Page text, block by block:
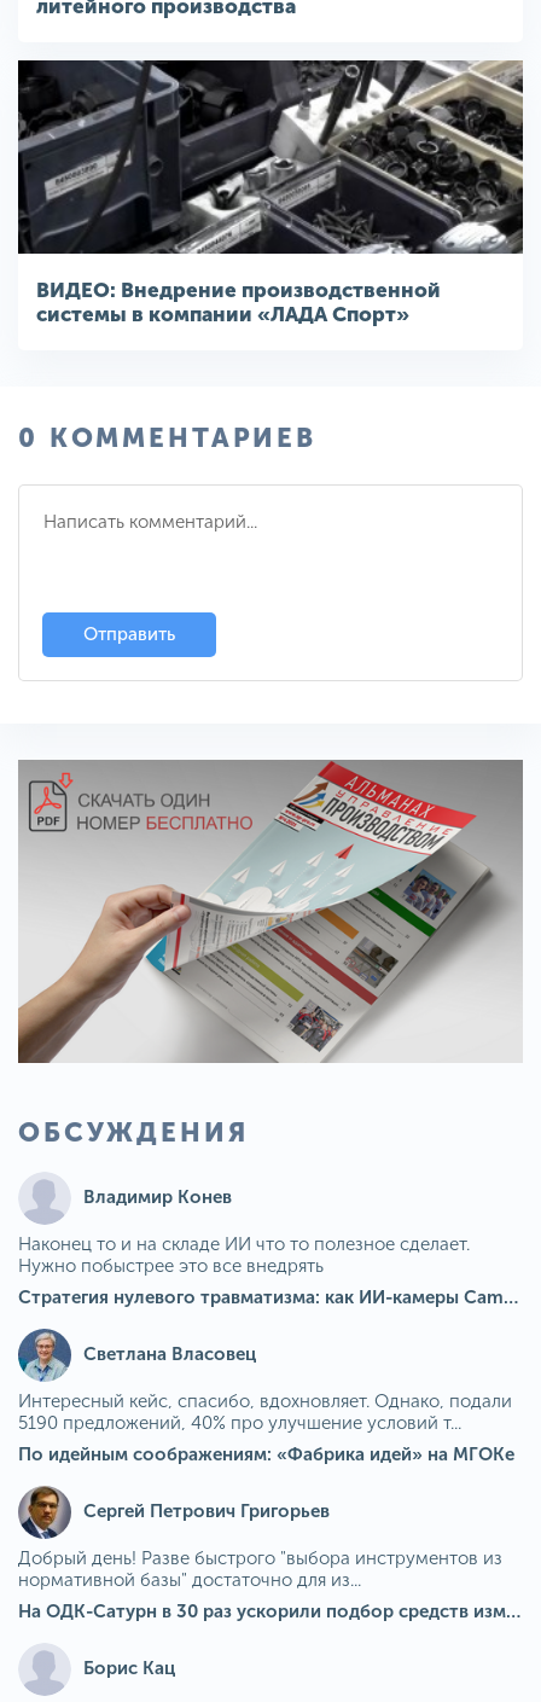
литейного производства
ВИДЕО: Внедрение производственной
системы в компании «ЛАДА Спорт»
0 КОММЕНТАРИЕВ
Отправить
ОБСУЖДЕНИЯ
Владимир Конев
Наконец то и на складе ИИ что то полезное сделает.
Нужно побыстрее это все внедрять
Стратегия нулевого травматизма: как ИИ-камеры Camkord снижают риск наезда на пешехода при работе на погрузчике
Светлана Власовец
Интересный кейс, спасибо, вдохновляет. Однако, подали
5190 предложений, 40% про улучшение условий т...
По идейным соображениям: «Фабрика идей» на МГОКе
Сергей Петрович Григорьев
Добрый день! Разве быстрого "выбора инструментов из
нормативной базы" достаточно для из...
На ОДК-Сатурн в 30 раз ускорили подбор средств измерения для контроля качества продукции
Борис Кац